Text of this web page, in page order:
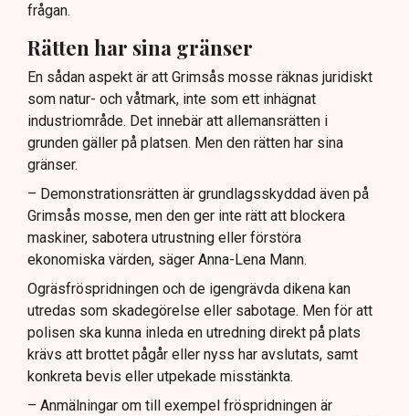
frågan.
Rätten har sina gränser
En sådan aspekt är att Grimsås mosse räknas juridiskt
som natur- och våtmark, inte som ett inhägnat
industriområde. Det innebär att allemansrätten i
grunden gäller på platsen. Men den rätten har sina
gränser.
– Demonstrationsrätten är grundlagsskyddad även på
Grimsås mosse, men den ger inte rätt att blockera
maskiner, sabotera utrustning eller förstöra
ekonomiska värden, säger Anna-Lena Mann.
Ogräsfröspridningen och de igengrävda dikena kan
utredas som skadegörelse eller sabotage. Men för att
polisen ska kunna inleda en utredning direkt på plats
krävs att brottet pågår eller nyss har avslutats, samt
konkreta bevis eller utpekade misstänkta.
– Anmälningar om till exempel fröspridningen är